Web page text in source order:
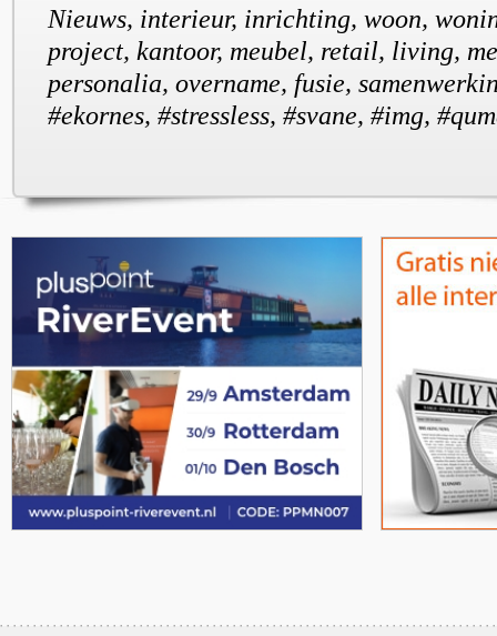
Nieuws, interieur, inrichting, woon,
project, kantoor, meubel, retail, living,
personalia, overname, fusie,
#ekornes, #stressless, #svane, #img,